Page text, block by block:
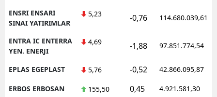
ENSRI ENSARI
SINAI YATIRIMLAR
5,23 -0,76 114.680.039,61
ENTRA IC ENTERRA
YEN. ENERJI
4,69 -1,88 97.851.774,54
EPLAS EGEPLAST 5,76 -0,52 42.866.095,87
ERBOS ERBOSAN 155,50 0,45 4.921.581,30